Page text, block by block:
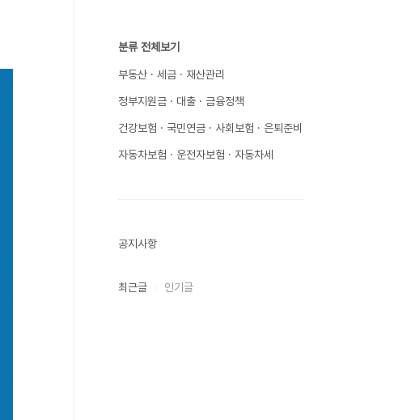
분류 전체보기
부동산 · 세금 · 재산관리
정부지원금 · 대출 · 금융정책
건강보험 · 국민연금 · 사회보험 · 은퇴준비
자동차보험 · 운전자보험 · 자동차세
공지사항
최근글 인기글